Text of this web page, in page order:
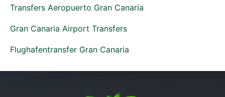
Transfers Aeropuerto Gran Canaria
Gran Canaria Airport Transfers
Flughafentransfer Gran Canaria